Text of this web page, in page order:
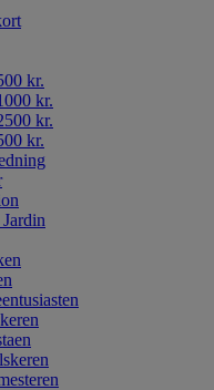
kr.
kr.
kr.
kr.